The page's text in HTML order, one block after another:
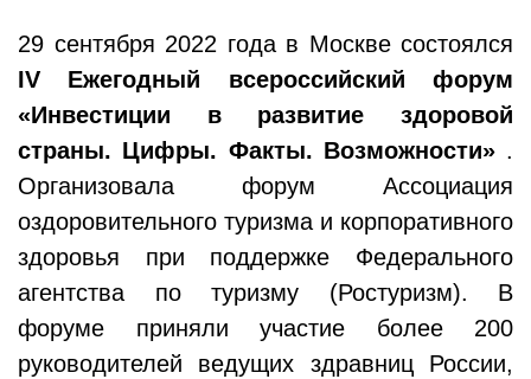
29 сентября 2022 года в Москве состоялся
IV Ежегодный всероссийский форум
«Инвестиции в развитие здоровой
страны. Цифры. Факты. Возможности» .
Организовала форум Ассоциация
оздоровительного туризма и корпоративного
здоровья при поддержке Федерального
агентства по туризму (Ростуризм). В
форуме приняли участие более 200
руководителей ведущих здравниц России,